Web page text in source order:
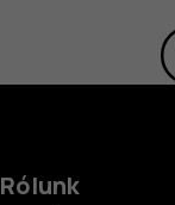
Rólunk